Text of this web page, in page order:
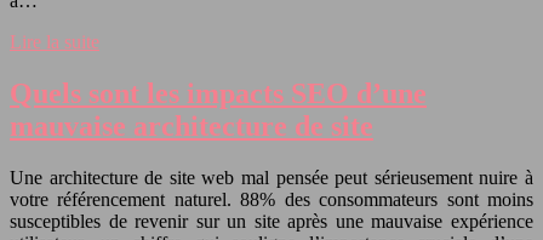
Lire la suite
Quels sont les impacts SEO d’une
mauvaise architecture de site
Une architecture de site web mal pensée peut sérieusement nuire à
votre référencement naturel. 88% des consommateurs sont moins
susceptibles de revenir sur un site après une mauvaise expérience